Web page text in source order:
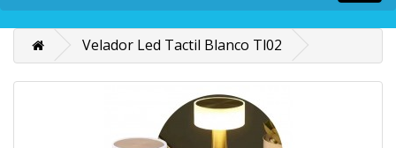
Velador Led Tactil Blanco Tl02